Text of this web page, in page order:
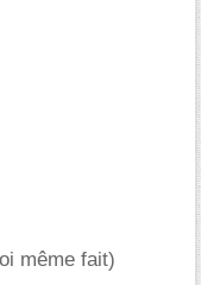
même fait)